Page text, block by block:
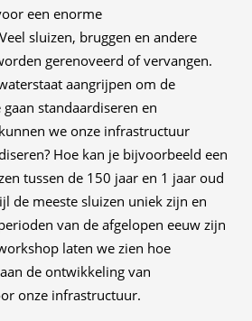
een enorme
sluizen, bruggen en andere
gerenoveerd of vervangen.
aangrijpen om de
standaardiseren en
we onze infrastructuur
Hoe kan je bijvoorbeeld een
tussen de 150 jaar en 1 jaar oud
de meeste sluizen uniek zijn en
van de afgelopen eeuw zijn
laten we zien hoe
de ontwikkeling van
onze infrastructuur.